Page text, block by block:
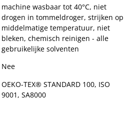
machine wasbaar tot 40°C, niet
drogen in tommeldroger, strijken op
middelmatige temperatuur, niet
bleken, chemisch reinigen - alle
gebruikelijke solventen
Nee
OEKO-TEX® STANDARD 100, ISO
9001, SA8000